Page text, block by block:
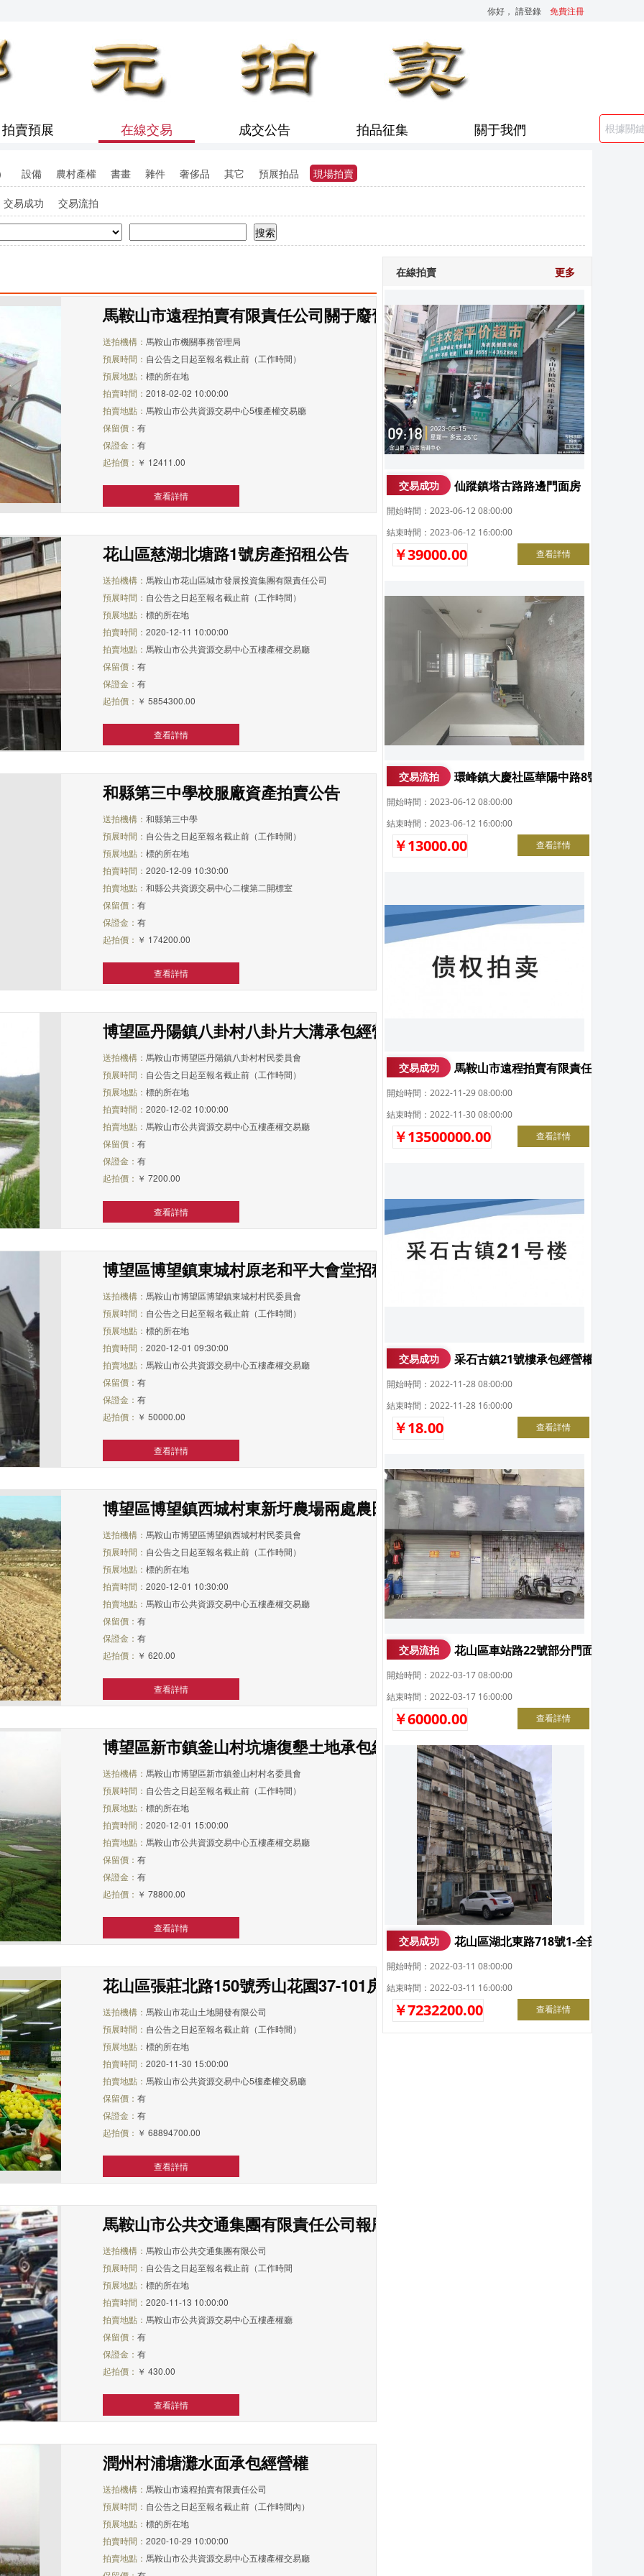
你好， 請登錄 免費注冊
拍賣預展 在線交易 成交公告 拍品征集 關于我們
設備 農村產權 書畫 雜件 奢侈品 其它 預展拍品 現場拍賣
交易成功 交易流拍
搜索
馬鞍山市遠程拍賣有限責任公司關于廢舊家具一批拍賣公告
送拍機構： 馬鞍山市機關事務管理局
預展時間： 自公告之日起至報名截止前（工作時間）
預展地點： 標的所在地
拍賣時間： 2018-02-02 10:00:00
拍賣地點： 馬鞍山市公共資源交易中心5樓產權交易廳
保留價： 有
保證金： 有
起拍價： ￥ 12411.00
查看詳情
花山區慈湖北塘路1號房產招租公告
送拍機構： 馬鞍山市花山區城市發展投資集團有限責任公司
預展時間： 自公告之日起至報名截止前（工作時間）
預展地點： 標的所在地
拍賣時間： 2020-12-11 10:00:00
拍賣地點： 馬鞍山市公共資源交易中心五樓產權交易廳
保留價： 有
保證金： 有
起拍價： ￥ 5854300.00
查看詳情
和縣第三中學校服廠資產拍賣公告
送拍機構： 和縣第三中學
預展時間： 自公告之日起至報名截止前（工作時間）
預展地點： 標的所在地
拍賣時間： 2020-12-09 10:30:00
拍賣地點： 和縣公共資源交易中心二樓第二開標室
保留價： 有
保證金： 有
起拍價： ￥ 174200.00
查看詳情
博望區丹陽鎮八卦村八卦片大溝承包經營權拍賣公告
送拍機構： 馬鞍山市博望區丹陽鎮八卦村村民委員會
預展時間： 自公告之日起至報名截止前（工作時間）
預展地點： 標的所在地
拍賣時間： 2020-12-02 10:00:00
拍賣地點： 馬鞍山市公共資源交易中心五樓產權交易廳
保留價： 有
保證金： 有
起拍價： ￥ 7200.00
查看詳情
博望區博望鎮東城村原老和平大會堂招租公告
送拍機構： 馬鞍山市博望區博望鎮東城村村民委員會
預展時間： 自公告之日起至報名截止前（工作時間）
預展地點： 標的所在地
拍賣時間： 2020-12-01 09:30:00
拍賣地點： 馬鞍山市公共資源交易中心五樓產權交易廳
保留價： 有
保證金： 有
起拍價： ￥ 50000.00
查看詳情
博望區博望鎮西城村東新圩農場兩處農田承包經營權拍賣公告
送拍機構： 馬鞍山市博望區博望鎮西城村村民委員會
預展時間： 自公告之日起至報名截止前（工作時間）
預展地點： 標的所在地
拍賣時間： 2020-12-01 10:30:00
拍賣地點： 馬鞍山市公共資源交易中心五樓產權交易廳
保留價： 有
保證金： 有
起拍價： ￥ 620.00
查看詳情
博望區新市鎮釜山村坑塘復墾土地承包經營權拍賣公告
送拍機構： 馬鞍山市博望區新市鎮釜山村村名委員會
預展時間： 自公告之日起至報名截止前（工作時間）
預展地點： 標的所在地
拍賣時間： 2020-12-01 15:00:00
拍賣地點： 馬鞍山市公共資源交易中心五樓產權交易廳
保留價： 有
保證金： 有
起拍價： ￥ 78800.00
查看詳情
花山區張莊北路150號秀山花園37-101房產拍賣公告
送拍機構： 馬鞍山市花山土地開發有限公司
預展時間： 自公告之日起至報名截止前（工作時間）
預展地點： 標的所在地
拍賣時間： 2020-11-30 15:00:00
拍賣地點： 馬鞍山市公共資源交易中心5樓產權交易廳
保留價： 有
保證金： 有
起拍價： ￥ 68894700.00
查看詳情
馬鞍山市公共交通集團有限責任公司報廢車輛處理服務拍賣公告
送拍機構： 馬鞍山市公共交通集團有限公司
預展時間： 自公告之日起至報名截止前（工作時間
預展地點： 標的所在地
拍賣時間： 2020-11-13 10:00:00
拍賣地點： 馬鞍山市公共資源交易中心五樓產權廳
保留價： 有
保證金： 有
起拍價： ￥ 430.00
查看詳情
潤州村浦塘灘水面承包經營權
送拍機構： 馬鞍山市遠程拍賣有限責任公司
預展時間： 自公告之日起至報名截止前（工作時間內）
預展地點： 標的所在地
拍賣時間： 2020-10-29 10:00:00
拍賣地點： 馬鞍山市公共資源交易中心五樓產權交易廳
更多
在線拍賣
交易成功 仙蹤鎮塔古路路邊門面房
開始時間：2023-06-12 08:00:00
結束時間：2023-06-12 16:00:00
￥39000.00 查看詳情
交易流拍 環峰鎮大慶社區華陽中路8號
開始時間：2023-06-12 08:00:00
結束時間：2023-06-12 16:00:00
￥13000.00 查看詳情
交易成功 馬鞍山市遠程拍賣有限責任公司債權
開始時間：2022-11-29 08:00:00
結束時間：2022-11-30 08:00:00
￥13500000.00 查看詳情
交易成功 采石古鎮21號樓承包經營權拍賣公
開始時間：2022-11-28 08:00:00
結束時間：2022-11-28 16:00:00
￥18.00 查看詳情
交易流拍 花山區車站路22號部分門面招租
開始時間：2022-03-17 08:00:00
結束時間：2022-03-17 16:00:00
￥60000.00 查看詳情
交易成功 花山區湖北東路718號1-全部辦
開始時間：2022-03-11 08:00:00
結束時間：2022-03-11 16:00:00
￥7232200.00 查看詳情